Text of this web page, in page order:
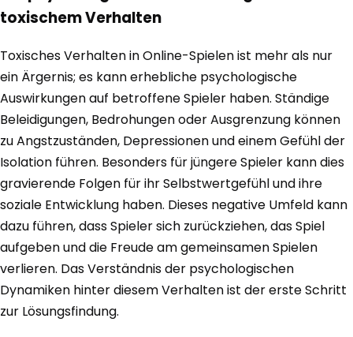
toxischem Verhalten
Toxisches Verhalten in Online-Spielen ist mehr als nur
ein Ärgernis; es kann erhebliche psychologische
Auswirkungen auf betroffene Spieler haben. Ständige
Beleidigungen, Bedrohungen oder Ausgrenzung können
zu Angstzuständen, Depressionen und einem Gefühl der
Isolation führen. Besonders für jüngere Spieler kann dies
gravierende Folgen für ihr Selbstwertgefühl und ihre
soziale Entwicklung haben. Dieses negative Umfeld kann
dazu führen, dass Spieler sich zurückziehen, das Spiel
aufgeben und die Freude am gemeinsamen Spielen
verlieren. Das Verständnis der psychologischen
Dynamiken hinter diesem Verhalten ist der erste Schritt
zur Lösungsfindung.